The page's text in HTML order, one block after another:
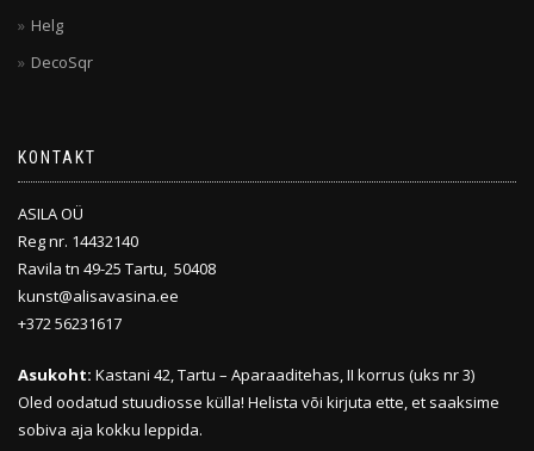
Helg
DecoSqr
KONTAKT
ASILA OÜ
Reg nr. 14432140
Ravila tn 49-25 Tartu, 50408
kunst@alisavasina.ee
+372 56231617
Asukoht: Kastani 42, Tartu – Aparaaditehas, II korrus (uks nr 3)
Oled oodatud stuudiosse külla! Helista või kirjuta ette, et saaksime
sobiva aja kokku leppida.